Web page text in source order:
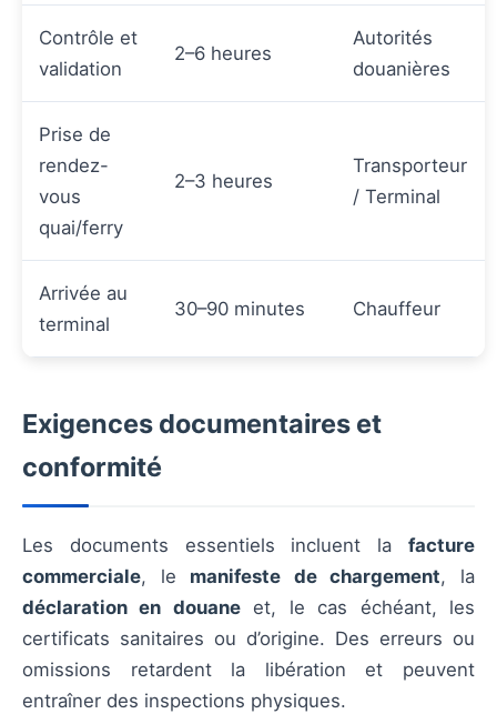
Contrôle et
validation
2–6 heures
Autorités
douanières
Prise de
rendez-
vous
quai/ferry
2–3 heures
Transporteur
/ Terminal
Arrivée au
terminal
30–90 minutes Chauffeur
Exigences documentaires et
conformité
Les documents essentiels incluent la facture
commerciale, le manifeste de chargement, la
déclaration en douaneet, le cas échéant, les
certificats sanitaires ou d’origine. Des erreurs ou
omissions retardent la libération et peuvent
entraîner des inspections physiques.